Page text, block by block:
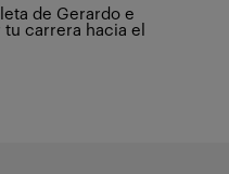
de Gerardo e
carrera hacia el